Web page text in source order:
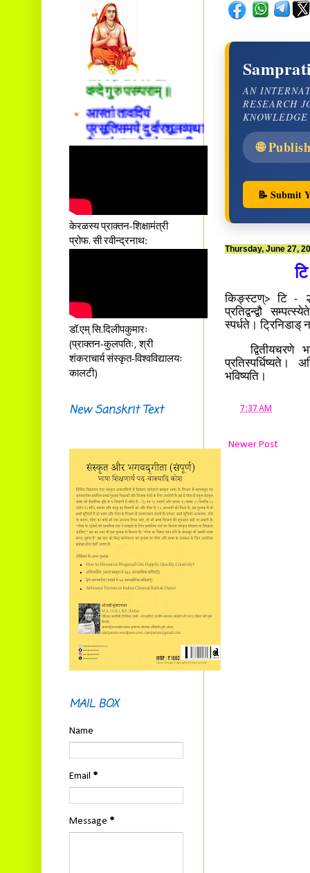
AN
RESEARCH
🌐
📝 Submit
Thursday, June 27,
किङ्स्टण्> टि - २०
प्रतिद्वन्द्वौ
स्पर्धते। ट्रिनिडाड्
द्वितीयचरणे
प्रतिस्पर्धिष्यते।
भविष्यति।
7:37 AM
Newer Post
सदाशिवसमारम्भां
शङ्कराचार्य मध्यमाम्।
अस्मदाचार्यपर्यन्तां
वन्दे गुरु परम्पराम् ॥
आस्तां तावदियं
प्रसूतिसमये दुर्वारशूलव्यथा
नैरुच्यं तनुशोषणं मलमयी
शय्या च सांवत्सरी ।
तनयस्तस्यैः जनन्यै
नमः॥–
केरळस्य प्राक्तन-शिक्षामंत्री
प्रोफ. सी रवीन्द्रनाथ:
डॉ.एम् सि.दिलीपकुमारः
(प्राक्तन-कुलपतिः, श्री
शंकराचार्य संस्कृत-विश्वविद्यालयः
कालटी)
New Sanskrit Text
MAIL BOX
Name
Email *
Message *